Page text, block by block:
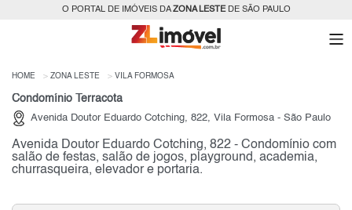
O PORTAL DE IMÓVEIS DAZONA LESTEDE SÃO PAULO
HOME ZONA LESTE VILA FORMOSA
Condomínio Terracota
Avenida Doutor Eduardo Cotching, 822, Vila Formosa - São Paulo
Avenida Doutor Eduardo Cotching, 822 - Condomínio com
salão de festas, salão de jogos, playground, academia,
churrasqueira, elevador e portaria.